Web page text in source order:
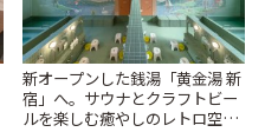
新オープンした銭湯「黄金湯 新
宿」へ。サウナとクラフトビー
ルを楽しむ癒やしのレトロ空間